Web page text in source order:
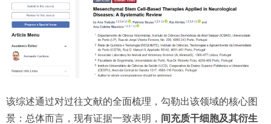
该综述通过对过往文献的全面梳理，勾勒出该领域的核心图
景：总体而言，现有证据一致表明， 间充质干细胞及其衍生